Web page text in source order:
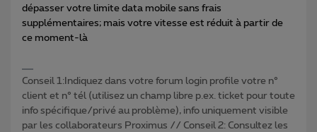
dépasser votre limite data mobile sans frais
supplémentaires; mais votre vitesse est réduit à partir de
ce moment-là
Conseil 1:Indiquez dans votre forum login profile votre n°
client et n° tél (utilisez un champ libre p.ex. ticket pour toute
info spécifique/privé au problème), info uniquement visible
par les collaborateurs Proximus // Conseil 2: Consultez les